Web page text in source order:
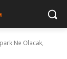
Ne Olacak,